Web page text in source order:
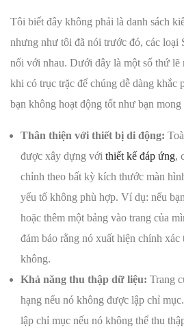
Tôi biết đây không phải là danh sách
nhưng như tôi đã nói trước đó, các loại
nối với nhau. Dưới đây là một số thứ lẽ
khi có trục trặc để chúng dễ dàng khắc
bạn không hoạt động tốt như bạn mong
Thân thiện với thiết bị di động:
được xây dựng với thiết kế đáp ứng,
chỉnh theo bất kỳ kích thước màn
yếu tố không phù hợp. Ví dụ: nếu
hoặc thêm một bảng vào trang của
đảm bảo rằng nó xuất hiện chính
không.
Khả năng thu thập dữ liệu: Trang
hạng nếu nó không được lập chỉ
lập chỉ mục nếu nó không thể thu